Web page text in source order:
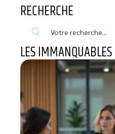
RECHERCHE
LES IMMANQUABLES